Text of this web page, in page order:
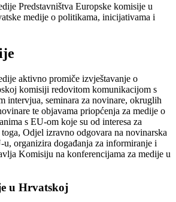
Predstavništva Europske komisije u
medije o politikama, inicijativama i
aktivno promiče izvještavanje o
komisiji redovitom komunikacijom s
intervjua, seminara za novinare, okruglih
te objavama priopćenja za medije o
s EU-om koje su od interesa za
Odjel izravno odgovara na novinarska
organizira događanja za informiranje i
Komisiju na konferencijama za medije u
u Hrvatskoj